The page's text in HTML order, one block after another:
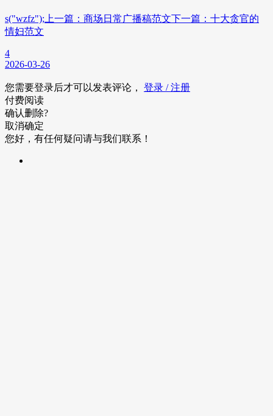
s("wzfz");上一篇：商场日常广播稿范文下一篇：十大贪官的
情妇范文
4
2026-03-26
您需要登录后才可以发表评论， 登录 / 注册
付费阅读
确认删除?
取消确定
您好，有任何疑问请与我们联系！